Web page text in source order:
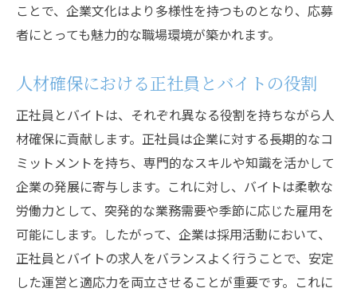
ことで、企業文化はより多様性を持つものとなり、応募
者にとっても魅力的な職場環境が築かれます。
人材確保における正社員とバイトの役割
正社員とバイトは、それぞれ異なる役割を持ちながら人
材確保に貢献します。正社員は企業に対する長期的なコ
ミットメントを持ち、専門的なスキルや知識を活かして
企業の発展に寄与します。これに対し、バイトは柔軟な
労働力として、突発的な業務需要や季節に応じた雇用を
可能にします。したがって、企業は採用活動において、
正社員とバイトの求人をバランスよく行うことで、安定
した運営と適応力を両立させることが重要です。これに